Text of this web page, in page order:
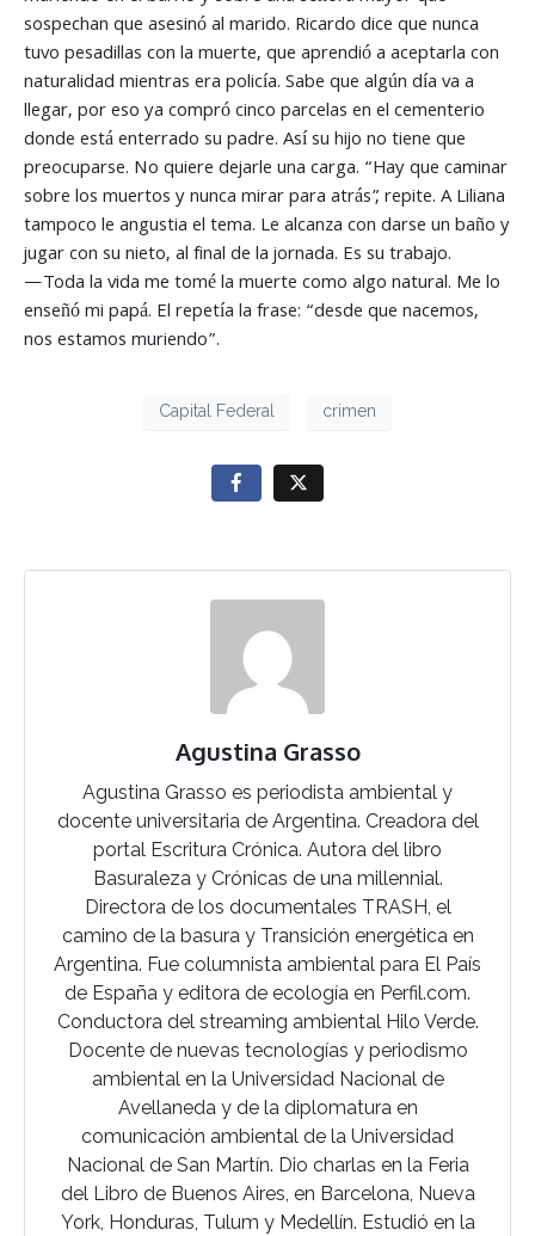
sospechan que asesinó al marido. Ricardo dice que nunca
tuvo pesadillas con la muerte, que aprendió a aceptarla con
naturalidad mientras era policía. Sabe que algún día va a
llegar, por eso ya compró cinco parcelas en el cementerio
donde está enterrado su padre. Así su hijo no tiene que
preocuparse. No quiere dejarle una carga. “Hay que caminar
sobre los muertos y nunca mirar para atrás”, repite. A Liliana
tampoco le angustia el tema. Le alcanza con darse un baño y
jugar con su nieto, al final de la jornada. Es su trabajo.
—Toda la vida me tomé la muerte como algo natural. Me lo
enseñó mi papá. El repetía la frase: “desde que nacemos,
nos estamos muriendo”.
Capital Federal crimen
Agustina Grasso
Agustina Grasso es periodista ambiental y
docente universitaria de Argentina. Creadora del
portal Escritura Crónica. Autora del libro
Basuraleza y Crónicas de una millennial.
Directora de los documentales TRASH, el
camino de la basura y Transición energética en
Argentina. Fue columnista ambiental para El País
de España y editora de ecología en Perfil.com.
Conductora del streaming ambiental Hilo Verde.
Docente de nuevas tecnologías y periodismo
ambiental en la Universidad Nacional de
Avellaneda y de la diplomatura en
comunicación ambiental de la Universidad
Nacional de San Martín. Dio charlas en la Feria
del Libro de Buenos Aires, en Barcelona, Nueva
York, Honduras, Tulum y Medellín. Estudió en la